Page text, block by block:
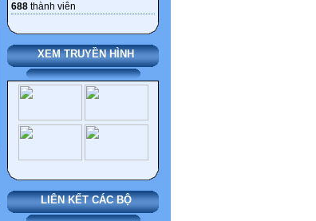
688 thành viên
XEM TRUYỀN HÌNH
LIÊN KẾT CÁC BỘ